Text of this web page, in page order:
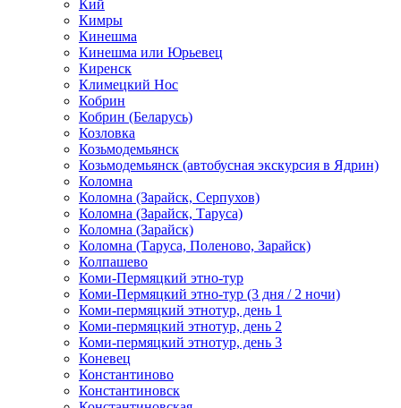
Кий
Кимры
Кинешма
Кинешма или Юрьевец
Киренск
Климецкий Нос
Кобрин
Кобрин (Беларусь)
Козловка
Козьмодемьянск
Козьмодемьянск (автобусная экскурсия в Ядрин)
Коломна
Коломна (Зарайск, Серпухов)
Коломна (Зарайск, Таруса)
Коломна (Зарайск)
Коломна (Таруса, Поленово, Зарайск)
Колпашево
Коми-Пермяцкий этно-тур
Коми-Пермяцкий этно-тур (3 дня / 2 ночи)
Коми-пермяцкий этнотур, день 1
Коми-пермяцкий этнотур, день 2
Коми-пермяцкий этнотур, день 3
Коневец
Константиново
Константиновск